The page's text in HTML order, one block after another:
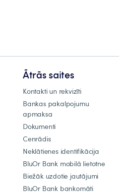
Ātrās saites
Kontakti un rekvizīti
Bankas pakalpojumu
apmaksa
Dokumenti
Cenrādis
Neklātienes identifikācija
BluOr Bank mobilā lietotne
Biežāk uzdotie jautājumi
BluOr Bank bankomāti